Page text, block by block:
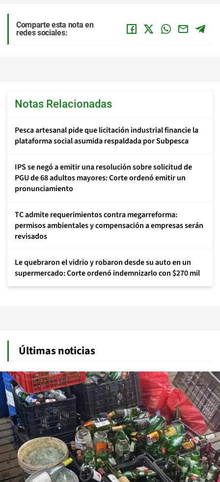
Comparte esta nota en
redes sociales:
Notas Relacionadas
Pesca artesanal pide que licitación industrial financie la
plataforma social asumida respaldada por Subpesca
IPS se negó a emitir una resolución sobre solicitud de
PGU de 68 adultos mayores: Corte ordenó emitir un
pronunciamiento
TC admite requerimientos contra megarreforma:
permisos ambientales y compensación a empresas serán
revisados
Le quebraron el vidrio y robaron desde su auto en un
supermercado: Corte ordenó indemnizarlo con $270 mil
Últimas noticias